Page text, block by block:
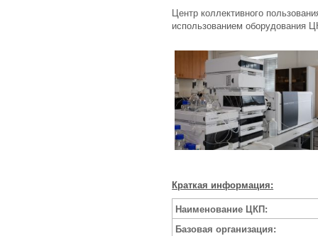
Центр коллективного
использованием оборудования
Краткая информация:
Наименование ЦКП:
Базовая организация: